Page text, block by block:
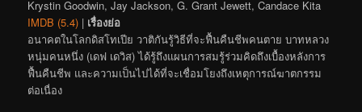
Krystin Goodwin, Jay Jackson, G. Grant Jewett, Candace Kita
IMDB (5.4) | เรื่องย่อ
อนาคตในโลกดิสโทเปีย วาติกันรู้วิธีที่จะฟื้นคืนชีพคนตาย บาทหลวง
หนุ่มคนหนึ่ง (เดฟ เดวิส) ได้รู้ถึงแผนการสมรู้ร่วมคิดถึงเบื้องหลังการ
ฟื้นคืนชีพ และความเป็นไปได้ที่จะเชื่อมโยงถึงเหตุการณ์ฆาตกรรม
ต่อเนื่อง